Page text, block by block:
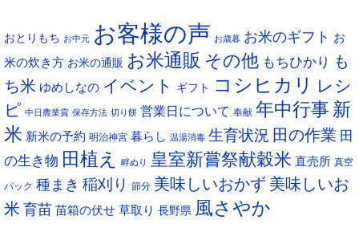
おとりもち お中元 お客様の声 お歳暮 お米のギフト お
米の炊き方 お米の通販 お米通販 その他 もちひかり も
ち米 ゆめしなの イベント ギフト コシヒカリ
レシ
ピ 中日農業賞 保存方法 切り餅 営業日について 奉献 年中行事 新
米 新米の予約 明治神宮 暮らし 温湯消毒 生育状況 田の作業 田
の生き物 田植え 畔ぬり 皇室新嘗祭献穀米 直売所 真空
パック 種まき 稲刈り 節分 美味しいおかず 美味しいお
米 育苗 苗箱の伏せ 草取り 長野県 風さやか